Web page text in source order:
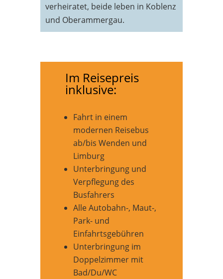
verheiratet, beide leben in Koblenz
und Oberammergau.
Im Reisepreis
inklusive:
Fahrt in einem
modernen Reisebus
ab/bis Wenden und
Limburg
Unterbringung und
Verpflegung des
Busfahrers
Alle Autobahn-, Maut-,
Park- und
Einfahrtsgebühren
Unterbringung im
Doppelzimmer mit
Bad/Du/WC